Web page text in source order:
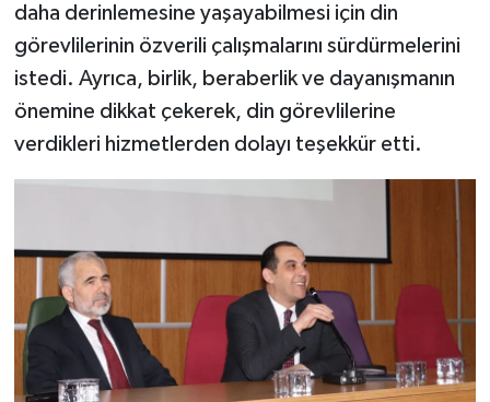
daha derinlemesine yaşayabilmesi için din
görevlilerinin özverili çalışmalarını sürdürmelerini
istedi. Ayrıca, birlik, beraberlik ve dayanışmanın
önemine dikkat çekerek, din görevlilerine
verdikleri hizmetlerden dolayı teşekkür etti.
Burdur Müftülüğü
Bursa Müftülüğü
Çanakkale Müftülüğü
Çorum Müftülüğü
Denizli Müftülüğü
Diyarbakır Müftülüğü
Ekonomi
Duyurular
Podcast
Biyografiler
Diyanet TV
İhtida Haberleri